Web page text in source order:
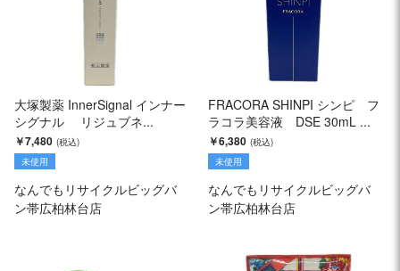
大塚製薬 InnerSignal インナー
シグナル リジュブネ...
￥7,480
未使用
なんでもリサイクルビッグバ
ン帯広柏林台店
FRACORA SHINPI シンピ フ
ラコラ美容液 DSE 30mL ...
￥6,380
未使用
なんでもリサイクルビッグバ
ン帯広柏林台店